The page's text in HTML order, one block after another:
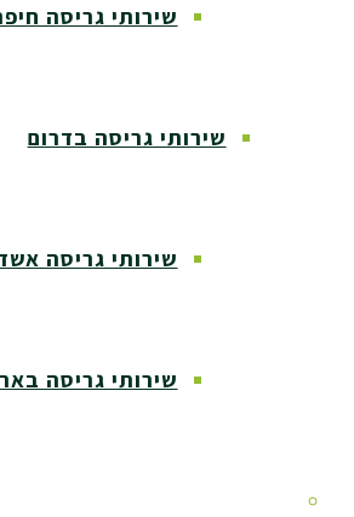
שירותי גריסה
שירותי גריסה בדרום
שירותי גריסה
שירותי גריסה